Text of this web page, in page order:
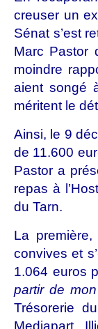
creuser un
Sénat s’est
Marc Pastor
moindre
aient songé
méritent le
Ainsi, le 9
de 11.600
Pastor a
repas à
du Tarn.
La
convives et
1.064 euros
partir de
Trésorerie
Mediapart.